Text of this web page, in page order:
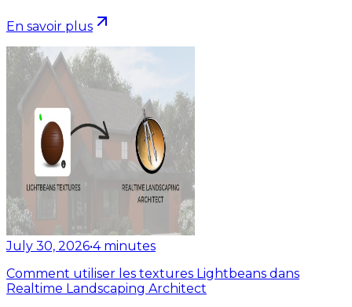
En savoir plus
July 30, 2026•4 minutes
Comment utiliser les textures Lightbeans dans
Realtime Landscaping Architect